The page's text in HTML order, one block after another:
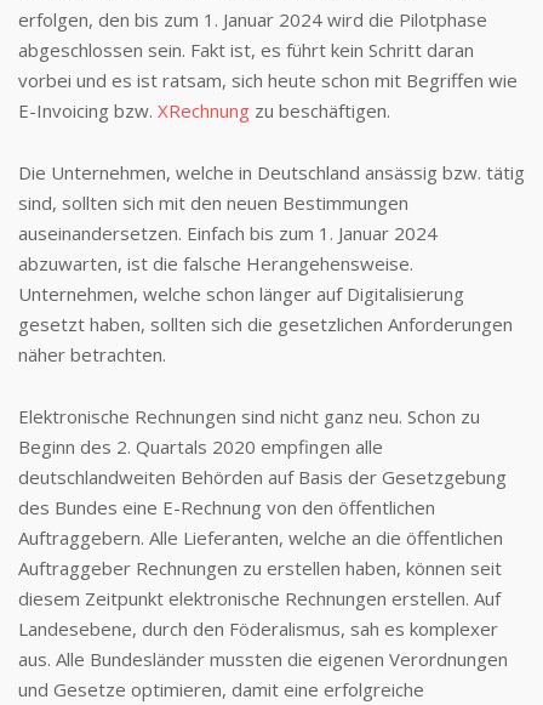
erfolgen, den bis zum 1. Januar 2024 wird die Pilotphase
abgeschlossen sein. Fakt ist, es führt kein Schritt daran
vorbei und es ist ratsam, sich heute schon mit Begriffen wie
E-Invoicing bzw. XRechnung zu beschäftigen.
Die Unternehmen, welche in Deutschland ansässig bzw. tätig
sind, sollten sich mit den neuen Bestimmungen
auseinandersetzen. Einfach bis zum 1. Januar 2024
abzuwarten, ist die falsche Herangehensweise.
Unternehmen, welche schon länger auf Digitalisierung
gesetzt haben, sollten sich die gesetzlichen Anforderungen
näher betrachten.
Elektronische Rechnungen sind nicht ganz neu. Schon zu
Beginn des 2. Quartals 2020 empfingen alle
deutschlandweiten Behörden auf Basis der Gesetzgebung
des Bundes eine E-Rechnung von den öffentlichen
Auftraggebern. Alle Lieferanten, welche an die öffentlichen
Auftraggeber Rechnungen zu erstellen haben, können seit
diesem Zeitpunkt elektronische Rechnungen erstellen. Auf
Landesebene, durch den Föderalismus, sah es komplexer
aus. Alle Bundesländer mussten die eigenen Verordnungen
und Gesetze optimieren, damit eine erfolgreiche